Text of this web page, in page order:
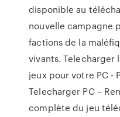
disponible au
nouvelle campagne
factions de la
vivants. Telecharger
jeux pour votre PC -
Telecharger PC –
complète du jeu